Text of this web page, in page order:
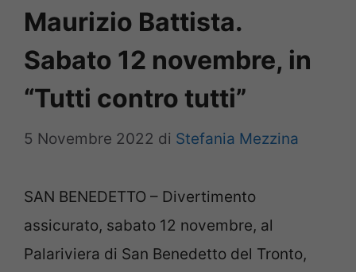
Maurizio Battista.
Sabato 12 novembre, in
“Tutti contro tutti”
5 Novembre 2022 di Stefania Mezzina
SAN BENEDETTO – Divertimento
assicurato, sabato 12 novembre, al
Palariviera di San Benedetto del Tronto,